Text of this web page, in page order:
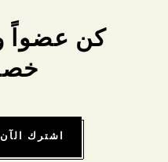
كن عضواً
خصم
اشترك الآن